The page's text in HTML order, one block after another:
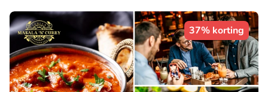
37% korting